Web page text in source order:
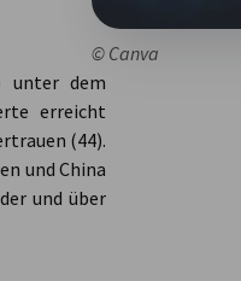
© Canva
unter dem
erreicht
(44).
und China
und über